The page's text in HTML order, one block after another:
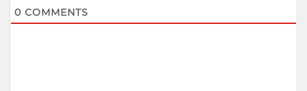
0 COMMENTS